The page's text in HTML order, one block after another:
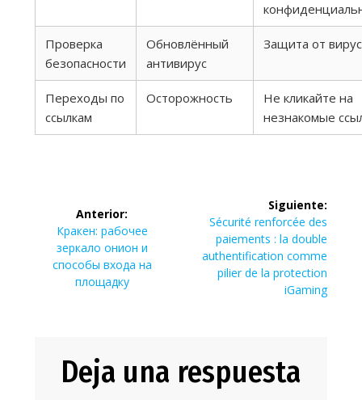
Проверка
безопасности
Обновлённый
антивирус
Защита от
Переходы по
ссылкам
Осторожность
Не кликайте на
незнакомые
entradas
Anterior:
Entrada
anterior:
Кракен: рабочее
зеркало онион и
способы входа на
площадку
Siguiente:
Siguiente
entrada:
Sécurité renforcée des
paiements : la double
authentification comme
pilier de la protection
iGaming
Deja una respuesta